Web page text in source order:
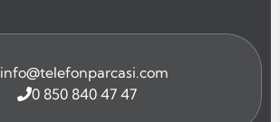
info@telefonparcasi.com
0 850 840 47 47